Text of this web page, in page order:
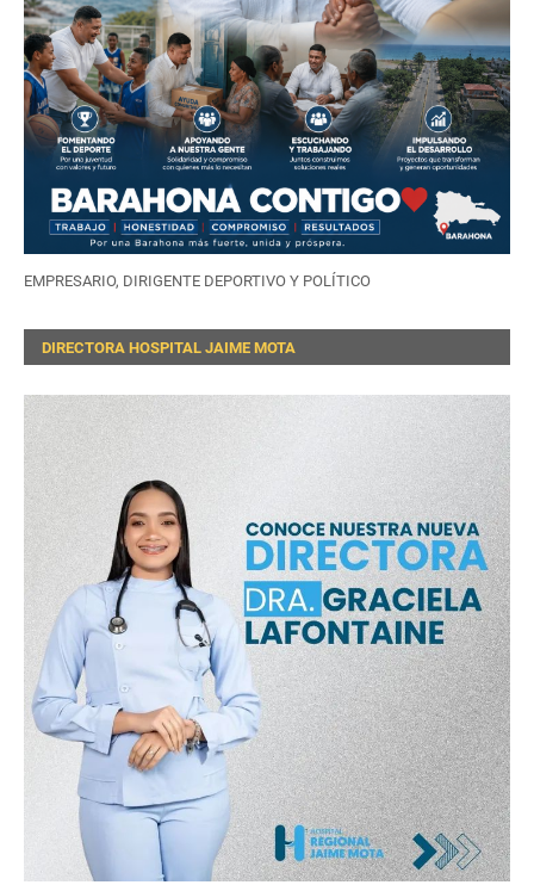
EMPRESARIO, DIRIGENTE DEPORTIVO Y POLÍTICO
DIRECTORA HOSPITAL JAIME MOTA